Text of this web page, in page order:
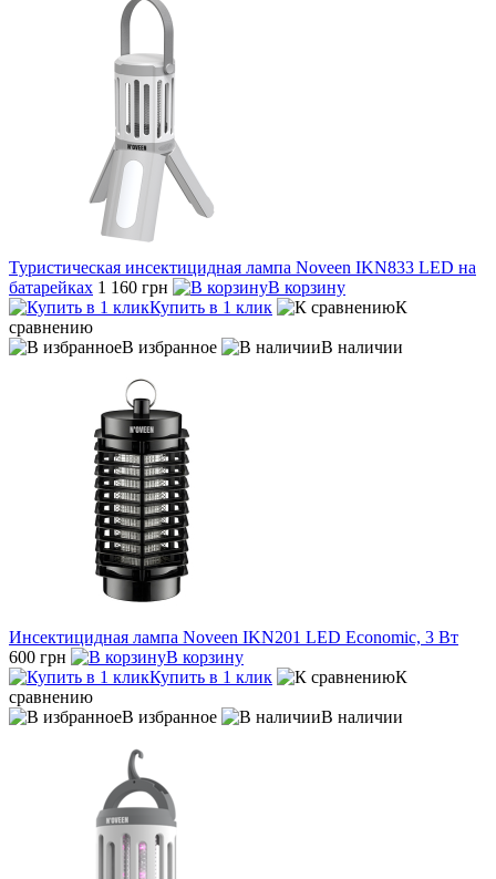
Туристическая инсектицидная лампа Noveen IKN833 LED на
батарейках 1 160 грн
В корзину
Купить в 1 клик
К
сравнению
В избранное
В наличии
Инсектицидная лампа Noveen IKN201 LED Economic, 3 Вт
600 грн
В корзину
Купить в 1 клик
К
сравнению
В избранное
В наличии